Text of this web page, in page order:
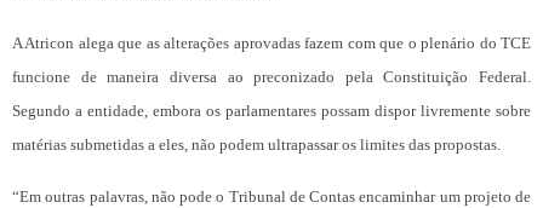
A Atricon alega que as alterações aprovadas fazem com que o plenário do TCE
funcione de maneira diversa ao preconizado pela Constituição Federal.
Segundo a entidade, embora os parlamentares possam dispor livremente sobre
matérias submetidas a eles, não podem ultrapassar os limites das propostas.
“Em outras palavras, não pode o Tribunal de Contas encaminhar um projeto de